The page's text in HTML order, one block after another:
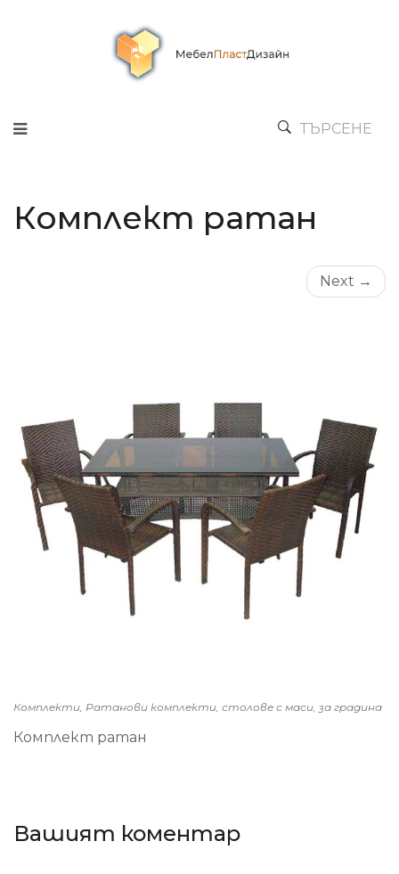
ТЪРСЕНЕ
Комплект ратан
Next →
Комплекти, Ратанови комплекти, столове с маси, за градина
Комплект ратан
Вашият коментар